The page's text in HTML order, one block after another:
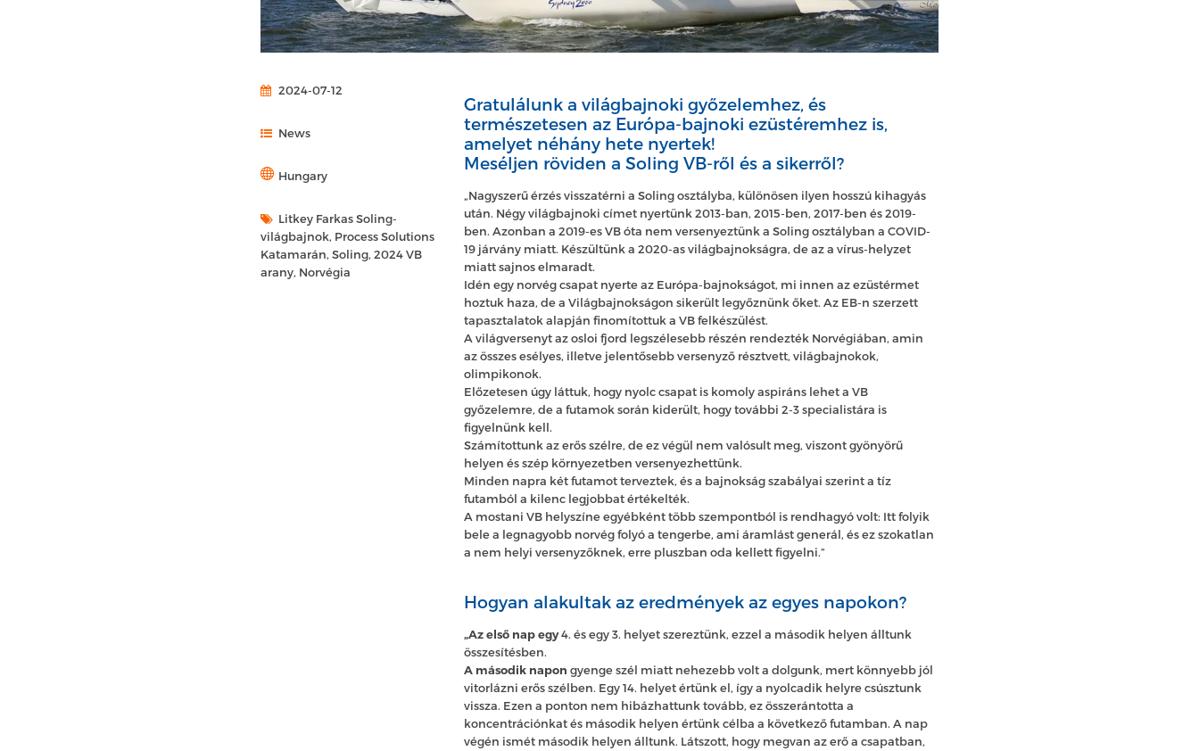
2024-07-12
News
Hungary
Litkey Farkas Soling-
világbajnok, Process Solutions
Katamarán, Soling, 2024 VB
arany, Norvégia
Gratulálunk a világbajnoki győzelemhez, és
természetesen az Európa-bajnoki ezüstéremhez is,
amelyet néhány hete nyertek!
Meséljen röviden a Soling VB-ről és a sikerről?
„Nagyszerű érzés visszatérni a Soling osztályba, különösen ilyen hosszú kihagyás
után. Négy világbajnoki címet nyertünk 2013-ban, 2015-ben, 2017-ben és 2019-
ben. Azonban a 2019-es VB óta nem versenyeztünk a Soling osztályban a COVID-
19 járvány miatt. Készültünk a 2020-as világbajnokságra, de az a vírus-helyzet
miatt sajnos elmaradt.
Idén egy norvég csapat nyerte az Európa-bajnokságot, mi innen az ezüstérmet
hoztuk haza, de a Világbajnokságon sikerült legyőznünk őket. Az EB-n szerzett
tapasztalatok alapján finomítottuk a VB felkészülést.
A világversenyt az osloi fjord legszélesebb részén rendezték Norvégiában, amin
az összes esélyes, illetve jelentősebb versenyző résztvett, világbajnokok,
olimpikonok.
Előzetesen úgy láttuk, hogy nyolc csapat is komoly aspiráns lehet a VB
győzelemre, de a futamok során kiderült, hogy további 2-3 specialistára is
figyelnünk kell.
Számítottunk az erős szélre, de ez végül nem valósult meg, viszont gyönyörű
helyen és szép környezetben versenyezhettünk.
Minden napra két futamot terveztek, és a bajnokság szabályai szerint a tíz
futamból a kilenc legjobbat értékelték.
A mostani VB helyszíne egyébként több szempontból is rendhagyó volt: Itt folyik
bele a legnagyobb norvég folyó a tengerbe, ami áramlást generál, és ez szokatlan
a nem helyi versenyzőknek, erre pluszban oda kellett figyelni.”
Hogyan alakultak az eredmények az egyes napokon?
„Az első nap egy4. és egy 3. helyet szereztünk, ezzel a második helyen álltunk
összesítésben.
A második napon gyenge szél miatt nehezebb volt a dolgunk, mert könnyebb jól
vitorlázni erős szélben. Egy 14. helyet értünk el, így a nyolcadik helyre csúsztunk
vissza. Ezen a ponton nem hibázhattunk tovább, ez összerántotta a
koncentrációnkat és második helyen értünk célba a következő futamban. A nap
végén ismét második helyen álltunk. Látszott, hogy megvan az erő a csapatban,